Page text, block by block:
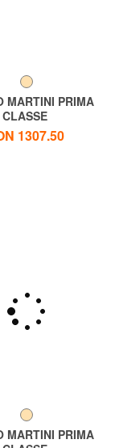
MARTINI PRIMA
CLASSE
1 ^ CLASA
Rucsac pentru
1307.50
MARTINI PRIMA